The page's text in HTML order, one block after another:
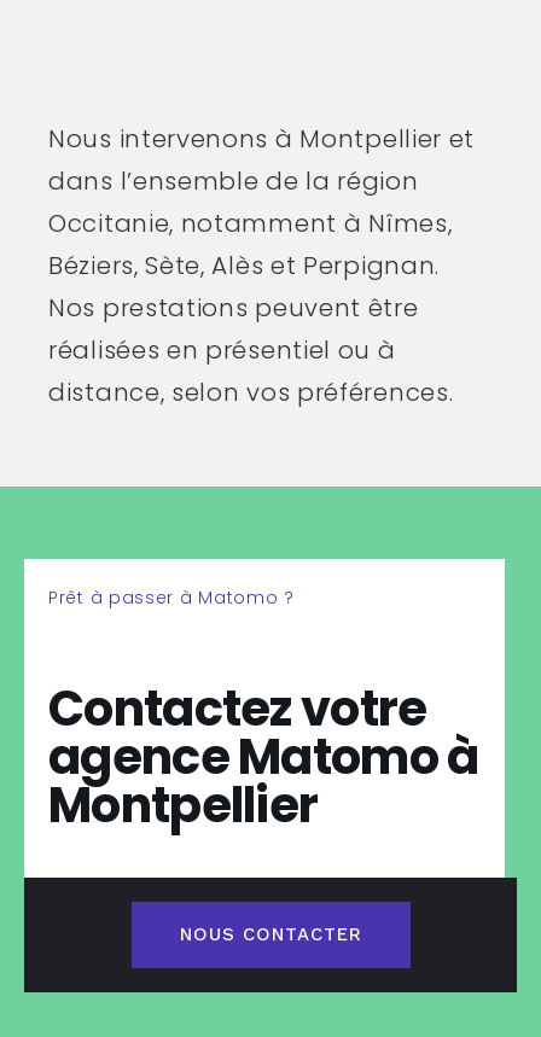
Nous intervenons à Montpellier et
dans l’ensemble de la région
Occitanie, notamment à Nîmes,
Béziers, Sète, Alès et Perpignan.
Nos prestations peuvent être
réalisées en présentiel ou à
distance, selon vos préférences.
Prêt à passer à Matomo ?
Contactez votre
agence Matomo à
Montpellier
NOUS CONTACTER